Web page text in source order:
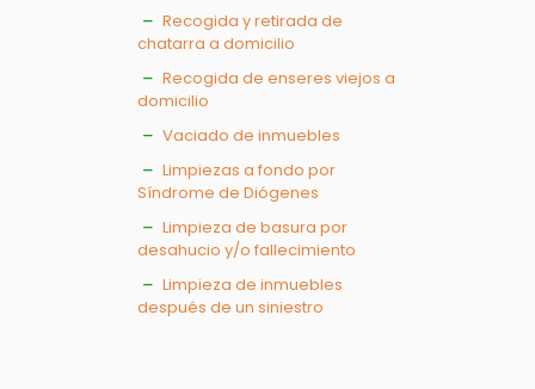
Recogida y retirada de
chatarra a domicilio
Recogida de enseres viejos a
domicilio
Vaciado de inmuebles
Limpiezas a fondo por
Síndrome de Diógenes
Limpieza de basura por
desahucio y/o fallecimiento
Limpieza de inmuebles
después de un siniestro